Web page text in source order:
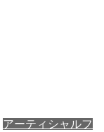
アーティシャルフ